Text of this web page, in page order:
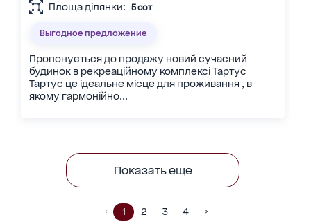
Площа ділянки: 5 сот
Выгодное предложение
Пропонується до продажу новий сучасний
будинок в рекреаційному комплексі Тартус
Тартус це ідеальне місце для проживання , в
якому гармонійно...
Показать еще
1 2 3 4